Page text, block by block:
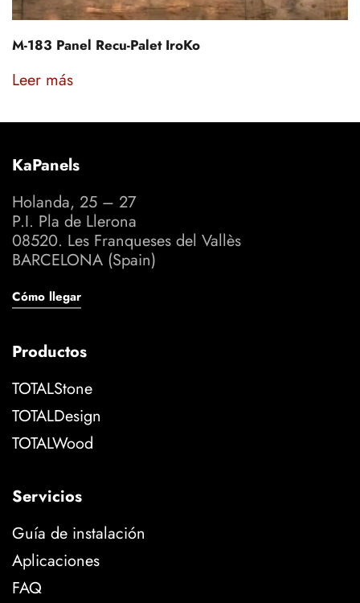
M-183 Panel Recu-Palet IroKo
Leer más
KaPanels
Holanda, 25 – 27
P.I. Pla de Llerona
08520. Les Franqueses del Vallès
BARCELONA (Spain)
Cómo llegar
Productos
TOTALStone
TOTALDesign
TOTALWood
Servicios
Guía de instalación
Aplicaciones
FAQ